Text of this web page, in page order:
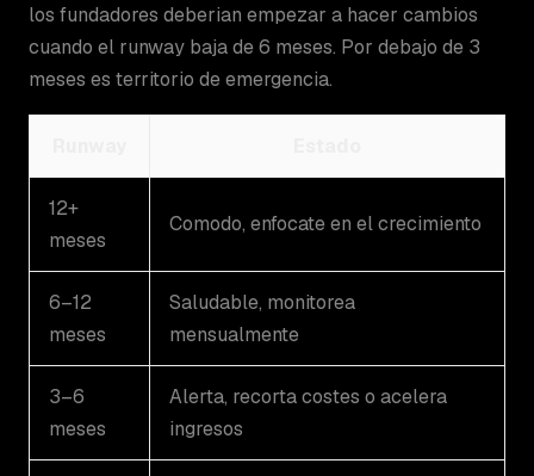
los fundadores deberian empezar a hacer cambios
cuando el runway baja de 6 meses. Por debajo de 3
meses es territorio de emergencia.
12+
meses
Comodo, enfocate en el crecimiento
6–12
meses
Saludable, monitorea
mensualmente
3–6
meses
Alerta, recorta costes o acelera
ingresos